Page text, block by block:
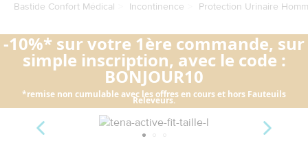
Bastide Confort Médical Incontinence Protection Urinaire
-10%* sur votre 1ère commande, sur
simple inscription, avec le code :
BONJOUR10
*remise non cumulable avec les offres en cours et hors Fauteuils
Releveurs.